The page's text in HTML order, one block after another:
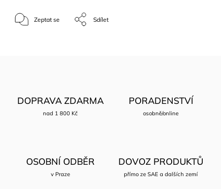
Zeptat se Sdílet
DOPRAVA ZDARMA
nad 1 800 Kč
PORADENSTVÍ
osobně/online
OSOBNÍ ODBĚR
v Praze
DOVOZ PRODUKTŮ
přímo ze SAE a dalších zemí